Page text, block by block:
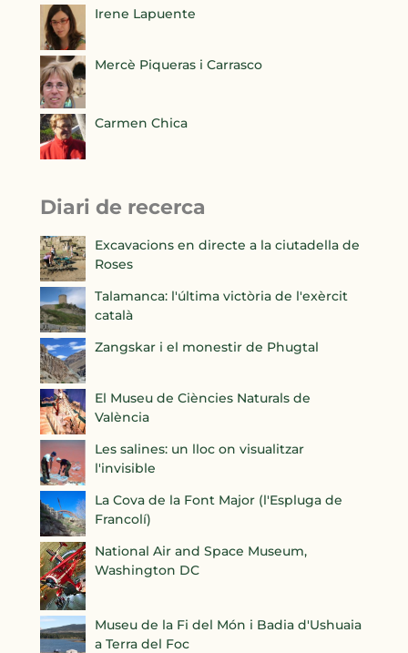
Irene Lapuente
Mercè Piqueras i Carrasco
Carmen Chica
Diari de recerca
Excavacions en directe a la ciutadella de
Roses
Talamanca: l'última victòria de l'exèrcit
català
Zangskar i el monestir de Phugtal
El Museu de Ciències Naturals de
València
Les salines: un lloc on visualitzar
l'invisible
La Cova de la Font Major (l'Espluga de
Francolí)
National Air and Space Museum,
Washington DC
Museu de la Fi del Món i Badia d'Ushuaia
a Terra del Foc